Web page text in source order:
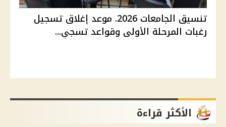
تنسيق الجامعات 2026. موعد إغلاق تسجيل
رغبات المرحلة الأولى وقواعد تسجي...
الأكثر قراءة